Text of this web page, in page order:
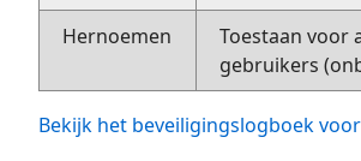
Hernoemen
Toestaan voor
gebruikers
Bekijk het beveiligingslogboek